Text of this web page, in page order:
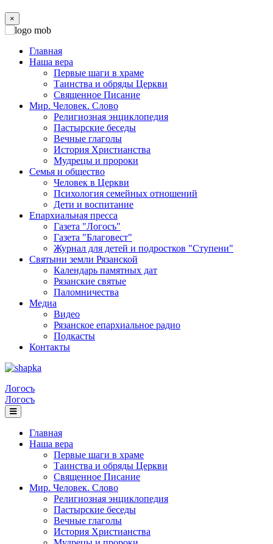
×
Главная
Наша вера
Первые шаги в храме
Таинства и обряды Церкви
Священное Писание
Мир. Человек. Слово
Религиозная энциклопедия
Пастырские беседы
Вечные глаголы
История Христианства
Мудрецы и пророки
Семья и общество
Человек в Церкви
Психология семейных отношений
Дети и воспитание
Епархиальная пресса
Газета "Логосъ"
Газета "Благовест"
Журнал для детей и подростков "Ступени"
Святыни земли Рязанской
Календарь памятных дат
Рязанские святые
Паломничества
Медиа
Видео
Рязанское епархиальное радио
Подкасты
Контакты
Логосъ
Логосъ
Главная
Наша вера
Первые шаги в храме
Таинства и обряды Церкви
Священное Писание
Мир. Человек. Слово
Религиозная энциклопедия
Пастырские беседы
Вечные глаголы
История Христианства